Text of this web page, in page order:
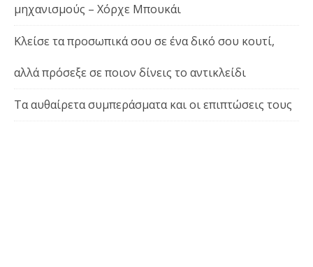
μηχανισμούς – Χόρχε Μπουκάι
Κλείσε τα προσωπικά σου σε ένα δικό σου κουτί,
αλλά πρόσεξε σε ποιον δίνεις το αντικλείδι
Τα αυθαίρετα συμπεράσματα και οι επιπτώσεις τους